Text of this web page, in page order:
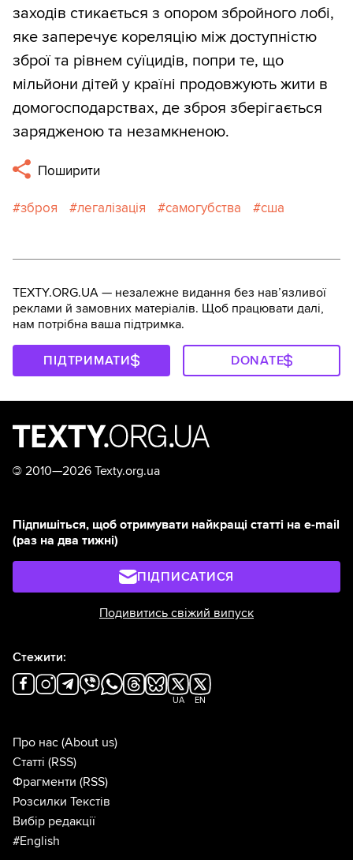
заходів стикається з опором збройного лобі,
яке заперечує кореляцію між доступністю
зброї та рівнем суїцидів, попри те, що
мільйони дітей у країні продовжують жити в
домогосподарствах, де зброя зберігається
зарядженою та незамкненою.
Поширити
зброя легалізація самогубства сша
TEXTY.ORG.UA — незалежне видання без навʼязливої
реклами й замовних матеріалів. Щоб працювати далі,
нам потрібна ваша підтримка.
ПІДТРИМАТИ DONATE
© 2010—2026 Texty.org.ua
Підпишіться, щоб отримувати найкращі статті на e-mail
(раз на два тижні)
ПІДПИСАТИСЯ
Подивитись свіжий випуск
Стежити:
UA EN
Про нас (About us)
Статті (RSS)
Фрагменти (RSS)
Розсилки Текстів
Вибір редакції
#English